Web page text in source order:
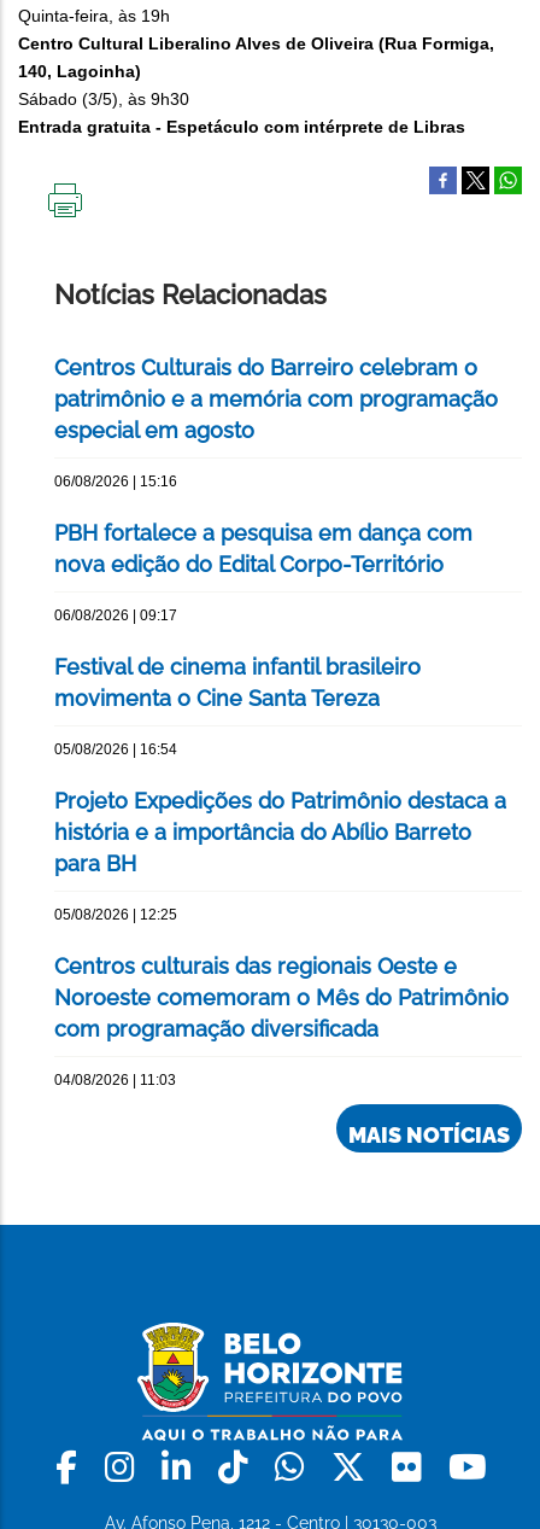
Quinta-feira, às 19h
Centro Cultural Liberalino Alves de Oliveira (Rua Formiga,
140, Lagoinha)
Sábado (3/5), às 9h30
Entrada gratuita - Espetáculo com intérprete de Libras
Notícias Relacionadas
Centros Culturais do Barreiro celebram o
patrimônio e a memória com programação
especial em agosto
06/08/2026 | 15:16
PBH fortalece a pesquisa em dança com
nova edição do Edital Corpo-Território
06/08/2026 | 09:17
Festival de cinema infantil brasileiro
movimenta o Cine Santa Tereza
05/08/2026 | 16:54
Projeto Expedições do Patrimônio destaca a
história e a importância do Abílio Barreto
para BH
05/08/2026 | 12:25
Centros culturais das regionais Oeste e
Noroeste comemoram o Mês do Patrimônio
com programação diversificada
04/08/2026 | 11:03
MAIS NOTÍCIAS
Facebook
Instagram
LinkedinTiktokWhatsapp
X Flickr
Av. Afonso Pena, 1212 - Centro | 30130-003